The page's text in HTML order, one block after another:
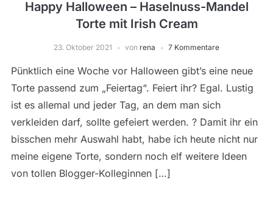
Happy Halloween – Haselnuss-Mandel
Torte mit Irish Cream
23. Oktober 2021 von rena 7 Kommentare
Pünktlich eine Woche vor Halloween gibt’s eine neue
Torte passend zum „Feiertag“. Feiert ihr? Egal. Lustig
ist es allemal und jeder Tag, an dem man sich
verkleiden darf, sollte gefeiert werden. ? Damit ihr ein
bisschen mehr Auswahl habt, habe ich heute nicht nur
meine eigene Torte, sondern noch elf weitere Ideen
von tollen Blogger-Kolleginnen […]